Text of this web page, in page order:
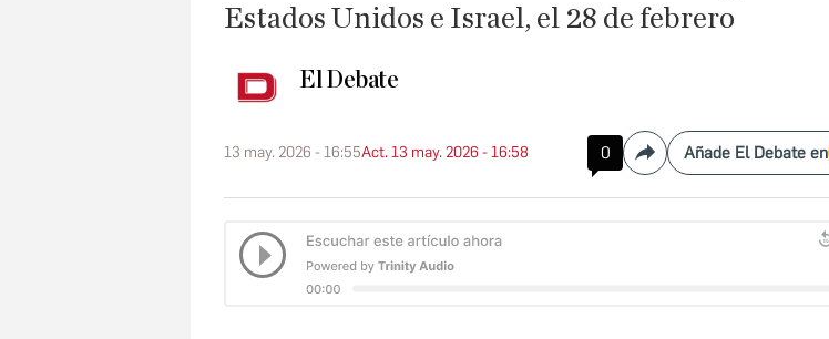
Estados Unidos e Israel, el 28 de febrero
El Debate
13 may. 2026 - 16:55Act. 13 may. 2026 - 16:58 0 CompartirAñade El Debate en